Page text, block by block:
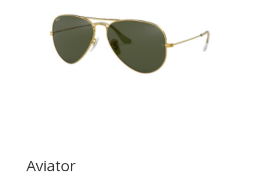
Aviator